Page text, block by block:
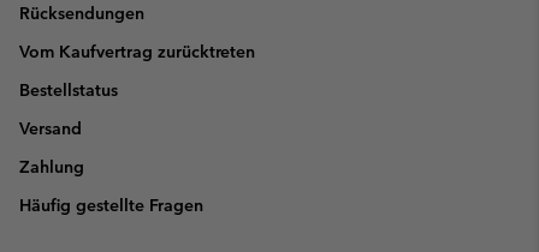
Rücksendungen
Vom Kaufvertrag zurücktreten
Bestellstatus
Versand
Zahlung
Häufig gestellte Fragen